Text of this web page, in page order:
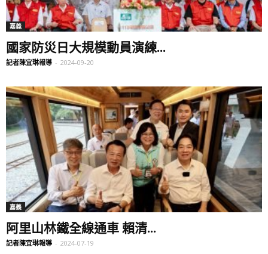
嘉義
國家防災日大規模動員演練...
記者陳宜琳報導 - 2024-09-20
嘉義
阿里山林鐵全線通車 賴清...
記者陳宜琳報導 - 2024-07-19